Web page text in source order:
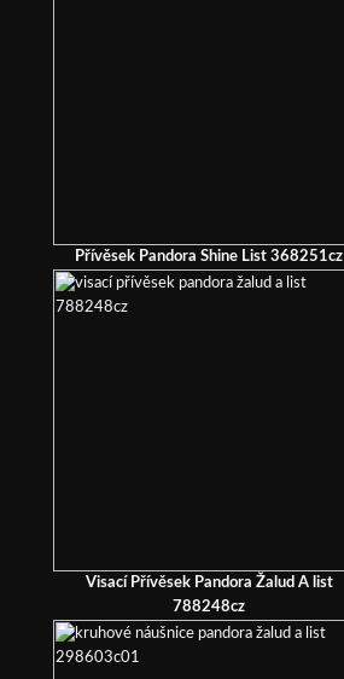
Přívěsek Pandora Shine List 368251cz
Visací Přívěsek Pandora Žalud A list
788248cz